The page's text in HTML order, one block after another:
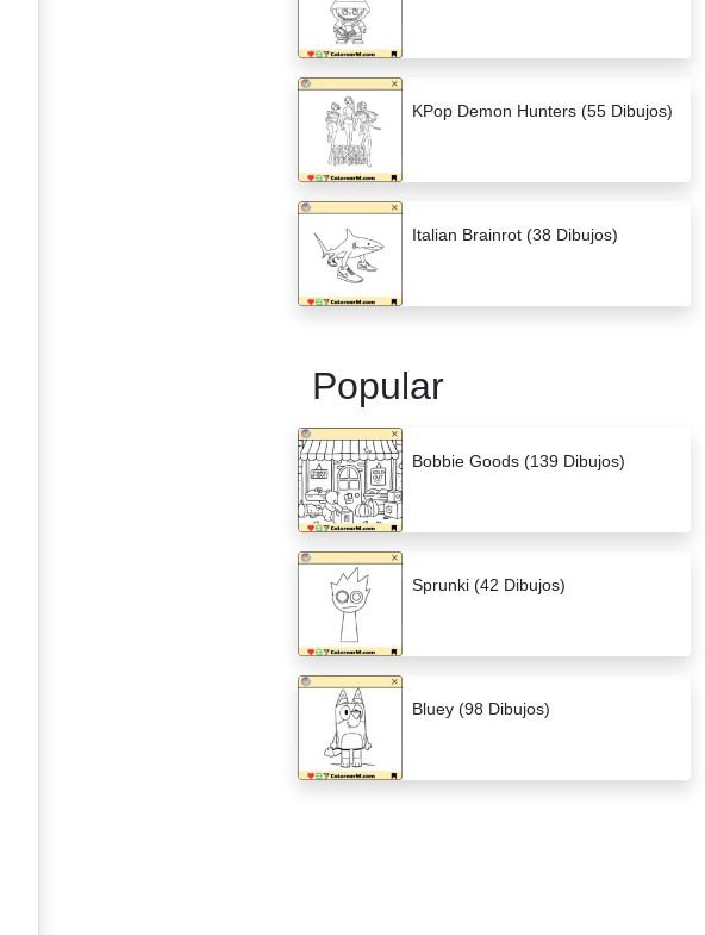
KPop Demon Hunters (55 Dibujos)
Italian Brainrot (38 Dibujos)
Popular
Bobbie Goods (139 Dibujos)
Sprunki (42 Dibujos)
Bluey (98 Dibujos)